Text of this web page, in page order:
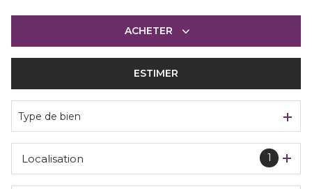
ACHETER
ESTIMER
Type de bien
1
Localisation